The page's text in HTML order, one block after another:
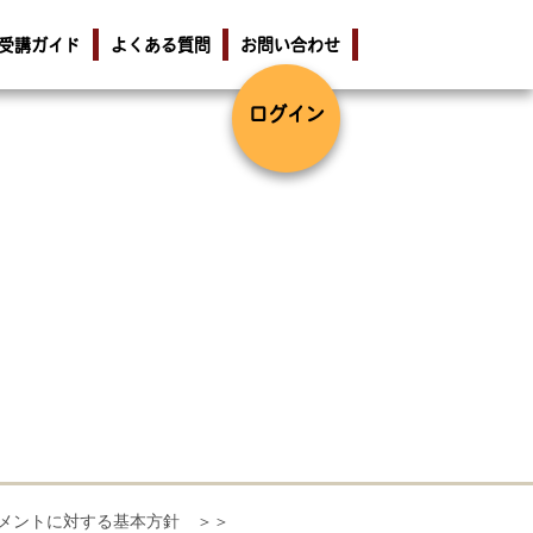
講ガイド よくある質問 お問い合わせ
ログイン
ントに対する基本方針 ＞＞